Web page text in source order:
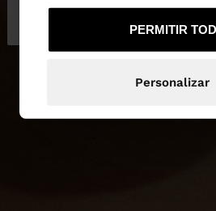
PERMITIR
Personalizar